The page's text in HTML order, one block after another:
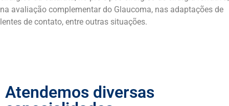
na avaliação complementar do Glaucoma, nas adaptações de
lentes de contato, entre outras situações.
Atendemos diversas